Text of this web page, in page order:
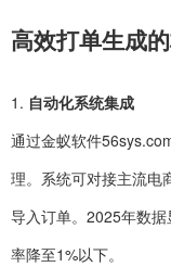
高效打单生成
1. 自动化系统集成
通过金蚁软件
理。系统可对接主流电
导入订单。2025年数
率降至1%以下。